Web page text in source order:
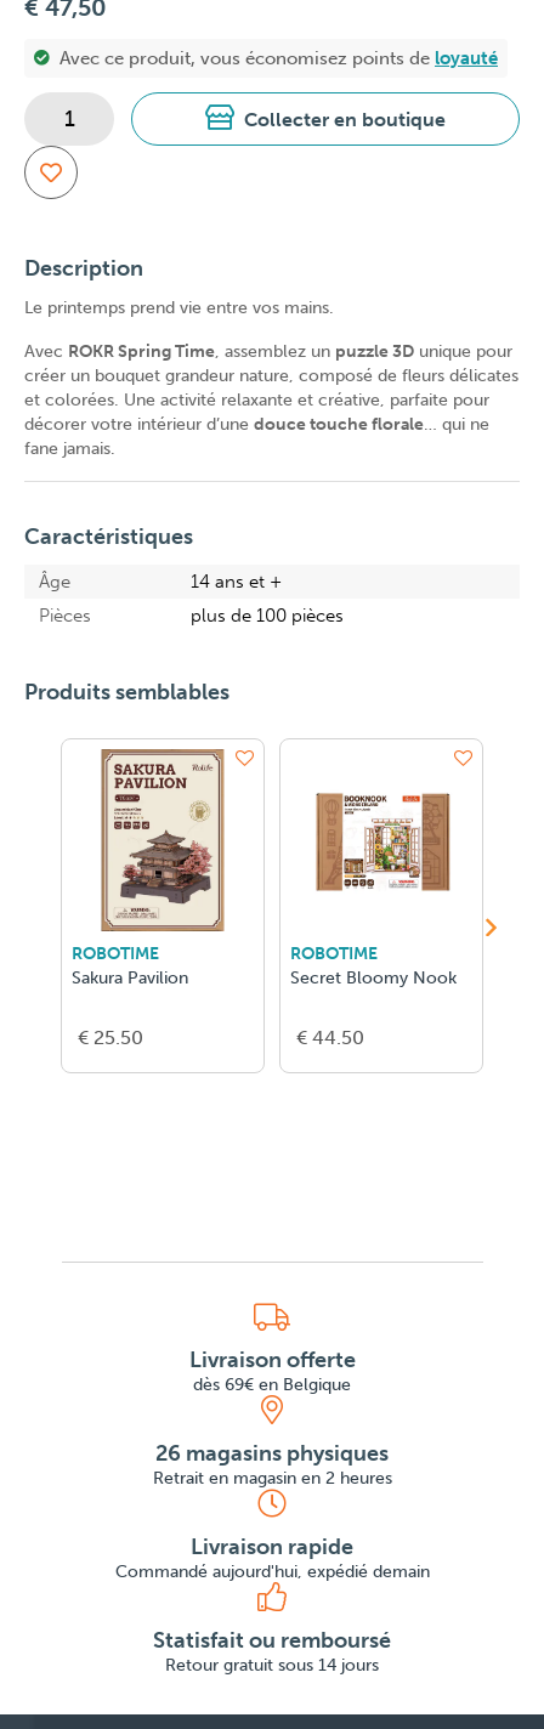
€ 47,50
Avec ce produit, vous économisez points de loyauté
Collecter en boutique
Description
Le printemps prend vie entre vos mains.
Avec ROKR Spring Time, assemblez un puzzle 3D unique pour
créer un bouquet grandeur nature, composé de fleurs délicates
et colorées. Une activité relaxante et créative, parfaite pour
décorer votre intérieur d’une douce touche florale… qui ne
fane jamais.
Caractéristiques
Âge
14 ans et +
Pièces
plus de 100 pièces
Produits semblables
ROBOTIME
Sakura Pavilion
€ 25.50
ROBOTIME
Secret Bloomy Nook
€ 44.50
Livraison offerte
dès 69€ en Belgique
26 magasins physiques
Retrait en magasin en 2 heures
Livraison rapide
Commandé aujourd'hui, expédié demain
Statisfait ou remboursé
Retour gratuit sous 14 jours